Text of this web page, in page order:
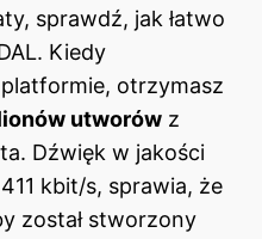
sprawdź, jak łatwo
. Kiedy
otrzymasz
utworów z
Dźwięk w jakości
kbit/s, sprawia, że
został stworzony